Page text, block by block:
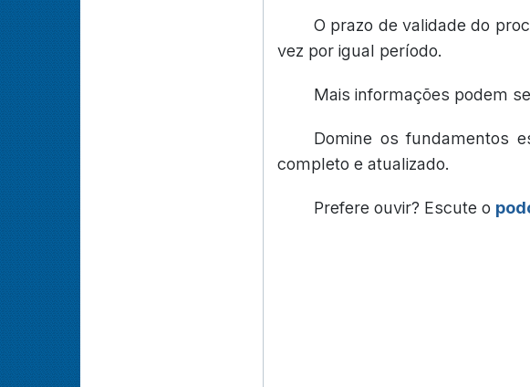
O prazo de validade do
vez por igual período.
Mais informações podem
Domine os fundamentos
completo e atualizado.
Prefere ouvir? Escute o